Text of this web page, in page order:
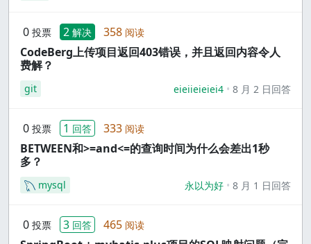
0 投票 2 解决 358 阅读
CodeBerg上传项目返回403错误，并且返回内容令人
费解？
git eieiieieiei4 8 月 2 日回答
0 投票 1 回答 333 阅读
BETWEEN和>=and<=的查询时间为什么会差出1秒
多？
mysql 永以为好 8 月 1 日回答
0 投票 3 回答 465 阅读